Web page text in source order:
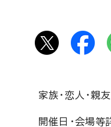
家族・恋人・親
開催日・会場等